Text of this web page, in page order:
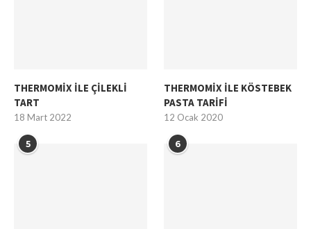
THERMOMİX İLE ÇİLEKLİ
TART
18 Mart 2022
THERMOMİX İLE KÖSTEBEK
PASTA TARİFİ
12 Ocak 2020
5 6